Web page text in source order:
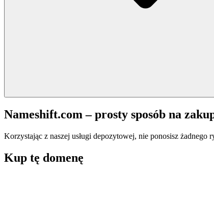
Nameshift.com – prosty sposób na
Korzystając z naszej usługi depozytowej, nie ponosisz
Kup tę domenę